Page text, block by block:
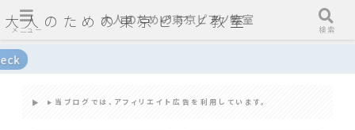
大人のための東京ピアノ教室
当ブログでは、アフィリエイト広告を利用しています。
メニュー
大人のための東京ピアノ教室
検索